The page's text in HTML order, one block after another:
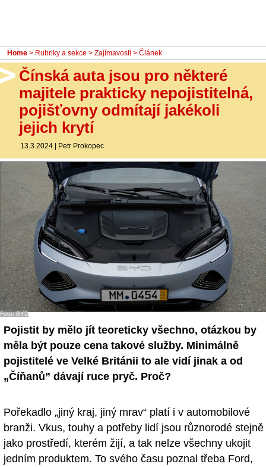
Home > Rubriky a sekce > Zajímavosti > Článek
Čínská auta jsou pro některé
majitele prakticky nepojistitelná,
pojišťovny odmítají jakékoli
jejich krytí
13.3.2024 | Petr Prokopec
Foto: BYD
Pojistit by mělo jít teoreticky všechno, otázkou by
měla být pouze cena takové služby. Minimálně
pojistitelé ve Velké Británii to ale vidí jinak a od
„Číňanů” dávají ruce pryč. Proč?
Pořekadlo „jiný kraj, jiný mrav“ platí i v automobilové
branži. Vkus, touhy a potřeby lidí jsou různorodé stejně
jako prostředí, kterém žijí, a tak nelze všechny ukojit
jedním produktem. To svého času poznal třeba Ford,